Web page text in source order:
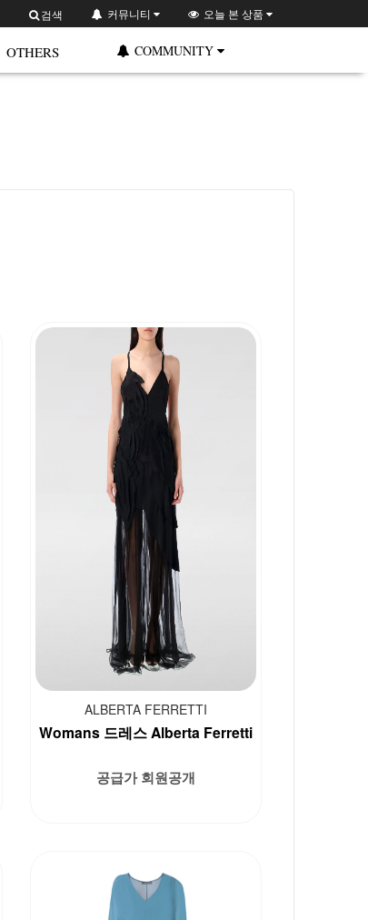
검색 커뮤니티 오늘 본 상품
OTHERS COMMUNITY
ALBERTA FERRETTI
Womans 드레스 Alberta Ferretti
공급가 회원공개